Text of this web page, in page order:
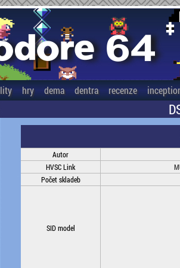
hry dema dentra recenze
Autor
HVSC Link
Počet skladeb
SID model